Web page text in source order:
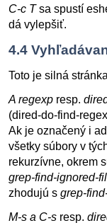
C-c Tsa spustí
dá vylepšiť.
4.4
Toto je silná
A regexp resp.
(dired-do-find-
Ak je označený i
všetky súbory v
rekurzívne, okrem
grep-find-ignored-
zhodujú s grep-
M-s a C-s resp.